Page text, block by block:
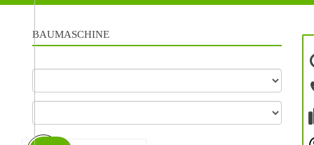
BAUMASCHINE